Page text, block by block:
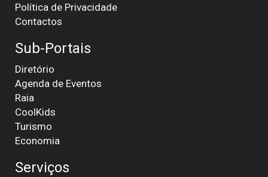
Política de Privacidade
Contactos
Sub-Portais
Diretório
Agenda de Eventos
Raia
CoolKids
Turismo
Economia
Serviços